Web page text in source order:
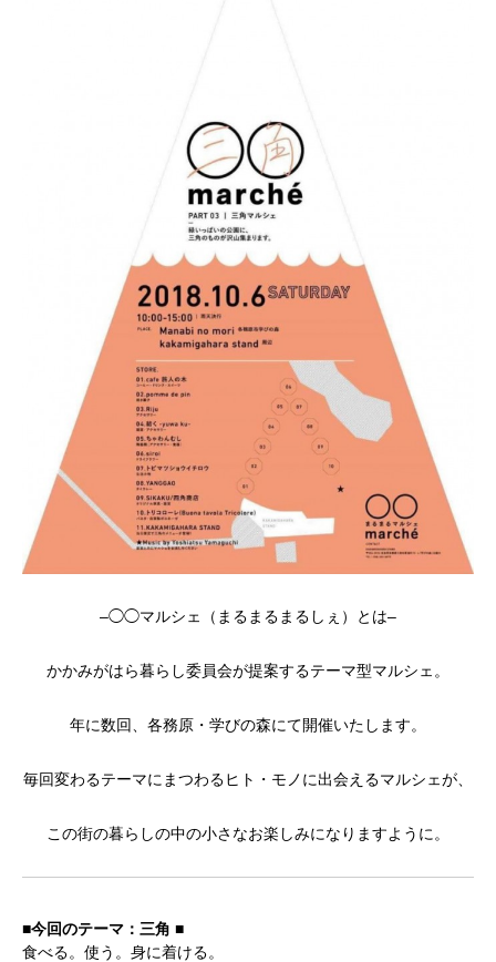
–◯◯マルシェ（まるまるまるしぇ）とは–
かかみがはら暮らし委員会が提案するテーマ型マルシェ。
年に数回、各務原・学びの森にて開催いたします。
毎回変わるテーマにまつわるヒト・モノに出会えるマルシェが、
この街の暮らしの中の小さなお楽しみになりますように。
■今回のテーマ：三角 ■
食べる。使う。身に着ける。